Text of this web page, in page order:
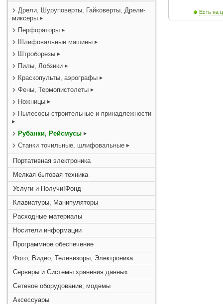
Дрели, Шуруповерты, Гайковерты, Дрели-
миксеры
Перфораторы
Шлифовальные машины
Штроборезы
Пилы, Лобзики
Краскопульты, аэрографы
Фены, Термопистолеты
Ножницы
Пылесосы строительные и принадлежности
Рубанки, Рейсмусы
Станки точильные, шлифовальные
Портативная электроника
Мелкая бытовая техника
Услуги и Получи!Фонд
Клавиатуры, Манипуляторы
Расходные материалы
Носители информации
Программное обеспечение
Фото, Видео, Телевизоры, Электроника
Серверы и Системы хранения данных
Сетевое оборудование, модемы
Аксессуары
Есть на